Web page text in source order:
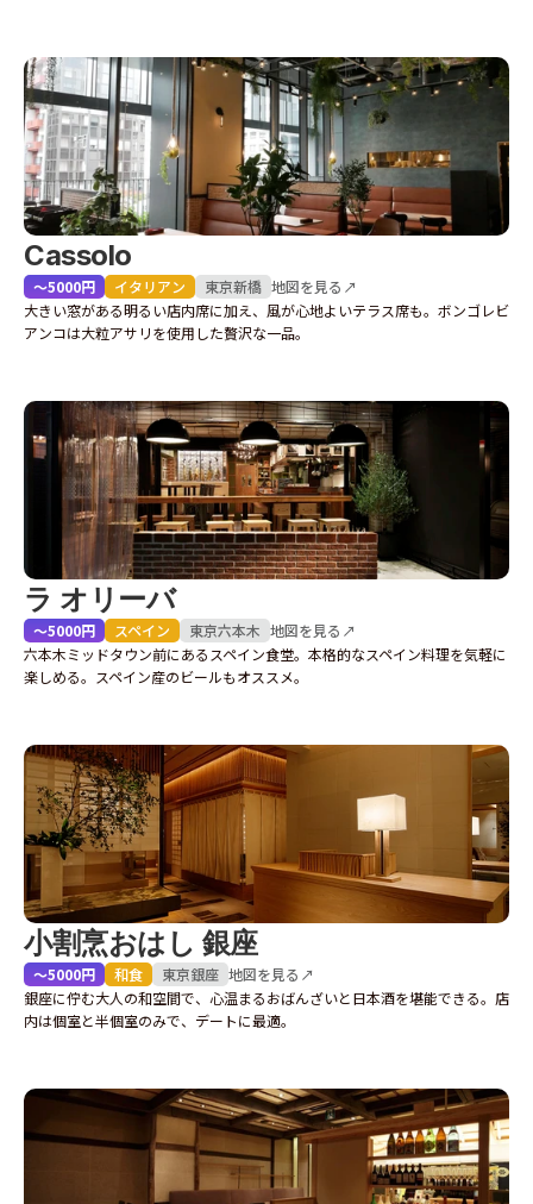
Cassolo
〜5000円 イタリアン 東京新橋 地図を見る↗
大きい窓がある明るい店内席に加え、風が心地よいテラス席も。ボンゴレビ
アンコは大粒アサリを使用した贅沢な一品。
ラ オリーバ
〜5000円 スペイン 東京六本木 地図を見る↗
六本木ミッドタウン前にあるスペイン食堂。本格的なスペイン料理を気軽に
楽しめる。スペイン産のビールもオススメ。
小割烹おはし 銀座
〜5000円 和食 東京銀座 地図を見る↗
銀座に佇む大人の和空間で、心温まるおばんざいと日本酒を堪能できる。店
内は個室と半個室のみで、デートに最適。